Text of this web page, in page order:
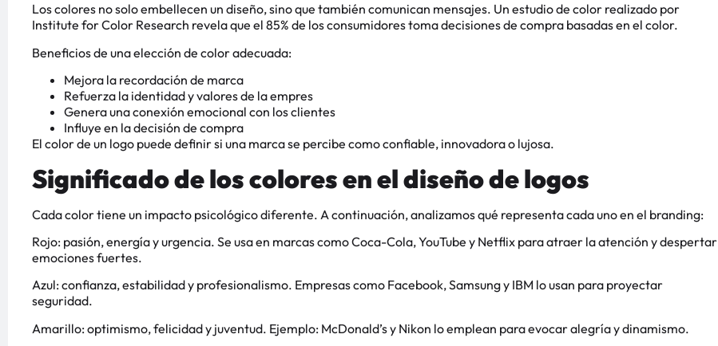
Los colores no solo embellecen un diseño, sino que también comunican mensajes. Un estudio de color realizado por
Institute for Color Research revela que el 85% de los consumidores toma decisiones de compra basadas en el color.
Beneficios de una elección de color adecuada:
Mejora la recordación de marca
Refuerza la identidad y valores de la empres
Genera una conexión emocional con los clientes
Influye en la decisión de compra
El color de un logo puede definir si una marca se percibe como confiable, innovadora o lujosa.
Significado de los colores en el diseño de logos
Cada color tiene un impacto psicológico diferente. A continuación, analizamos qué representa cada uno en el branding:
Rojo: pasión, energía y urgencia. Se usa en marcas como Coca-Cola, YouTube y Netflix para atraer la atención y despertar
emociones fuertes.
Azul: confianza, estabilidad y profesionalismo. Empresas como Facebook, Samsung y IBM lo usan para proyectar
seguridad.
Amarillo: optimismo, felicidad y juventud. Ejemplo: McDonald’s y Nikon lo emplean para evocar alegría y dinamismo.